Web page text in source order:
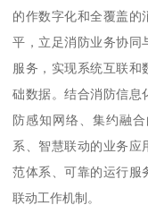
的作数字化和全覆盖的
平，立足消防业务协同
服务，实现系统互联和
础数据。结合消防信息
防感知网络、集约融
系、智慧联动的业务应
范体系、可靠的运行服
联动工作机制。